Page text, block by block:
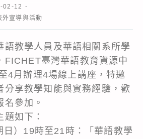
02-12
外宣導與活動
語教學人員及華語相關系所學
FICHET臺灣華語教育資源中
4月辦理4場線上講座，特邀
分享教學知能與實務經驗，歡
參加。
如下：
日）19時至21時：「華語教學